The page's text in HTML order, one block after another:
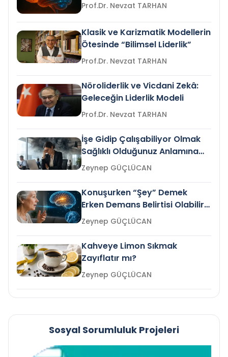
Prof.Dr. Nevzat TARHAN
Klasik ve Karizmatik Modellerin
Ötesinde “Bilimsel Liderlik”
Prof.Dr. Nevzat TARHAN
Nöroliderlik ve Vicdani Zekâ:
Geleceğin Liderlik Modeli
Prof.Dr. Nevzat TARHAN
İşe Gidip Çalışabiliyor Olmak
Sağlıklı Olduğunuz Anlamına
Gelir mi?Zeynep GÜÇLÜCAN
Konuşurken “Şey” Demek
Erken Demans Belirtisi Olabilir
mi?
Zeynep GÜÇLÜCAN
Kahveye Limon Sıkmak
Zayıflatır mı?
Zeynep GÜÇLÜCAN
Sosyal Sorumluluk Projeleri